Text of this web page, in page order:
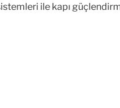
ile kapı